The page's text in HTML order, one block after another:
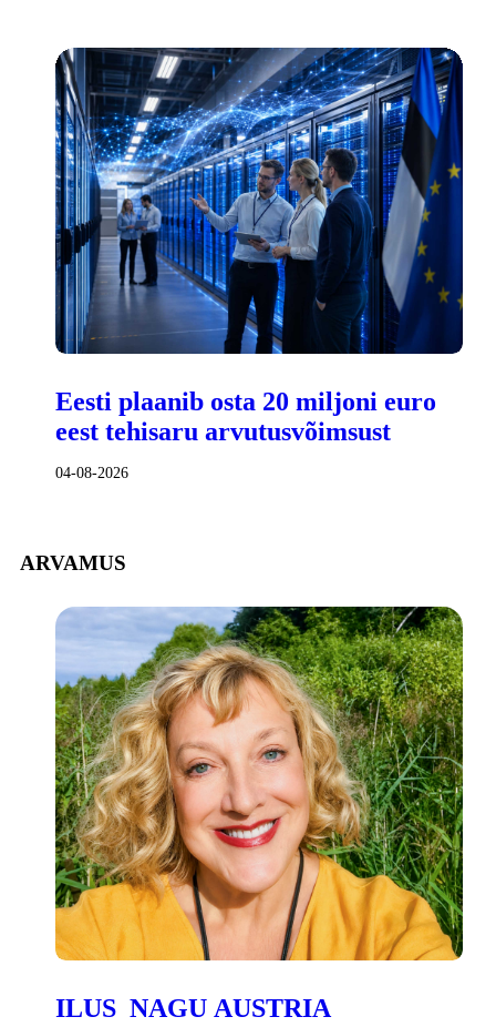
Eesti plaanib osta 20 miljoni euro
eest tehisaru arvutusvõimsust
04-08-2026
ARVAMUS
ILUS NAGU AUSTRIA